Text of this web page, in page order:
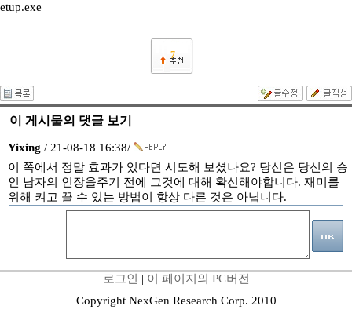
etup.exe
7
이 게시물의 댓글 보기
Yixing / 21-08-18 16:38/
이 쪽에서 정말 효과가 있다면 시도해 보셨나요? 당신은 당신의 승
인 남자의 인장을주기 전에 그것에 대해 확신해야합니다. 재미를
위해 켜고 끌 수 있는 방법이 항상 다른 것은 아닙니다.
로그인 | 이 페이지의 PC버전
Copyright NexGen Research Corp. 2010